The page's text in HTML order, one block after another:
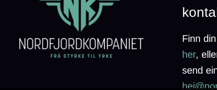
Finn
her,
send